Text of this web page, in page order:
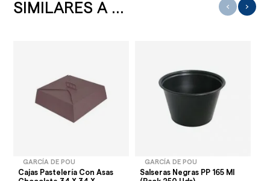
SIMILARES A ...
GARCÍA DE POU
Cajas Pastelería Con Asas
GARCÍA DE POU
Salseras Negras PP 165 Ml
‹ ›